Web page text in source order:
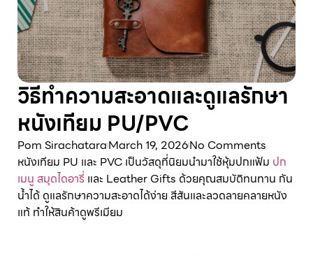
วิธีทำความสะอาดและดูแลรักษา
หนังเทียม PU/PVC
Pom SirachataraMarch 19, 2026No Comments
หนังเทียม PU และ PVC เป็นวัสดุที่นิยมนำมาใช้หุ้มปกแฟ้ม ปก
เมนู สมุดไดอารี่ และ Leather Gifts ด้วยคุณสมบัติทนทาน กัน
น้ำได้ ดูแลรักษาความสะอาดได้ง่าย สีสันและลวดลายคลายหนัง
แท้ ทำให้สินค้าดูพรีเมียม